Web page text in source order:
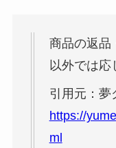
商品の返品
以外では応
引用元：夢
https://
ml